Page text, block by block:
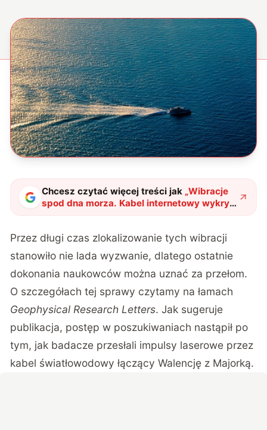
Chcesz czytać więcej treści jak „Wibracje
spod dna morza. Kabel internetowy wykrył
podwodne sygnały"?
Przez długi czas zlokalizowanie tych wibracji
stanowiło nie lada wyzwanie, dlatego ostatnie
dokonania naukowców można uznać za przełom.
O szczegółach tej sprawy czytamy na łamach
Geophysical Research Letters. Jak sugeruje
publikacja, postęp w poszukiwaniach nastąpił po
tym, jak badacze przesłali impulsy laserowe przez
kabel światłowodowy łączący Walencję z Majorką.